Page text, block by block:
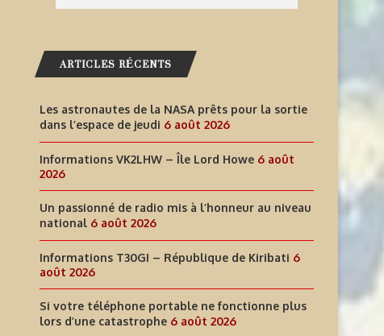
INFORMATIONS T30GI –
RÉPUBLIQUE DE KIRIBATI
6 août 2026
SI VOTRE TÉLÉPHONE
NE FONCTIONNE PLUS
ARTICLES RÉCENTS
Les astronautes de la NASA prêts pour la sortie
dans l’espace de jeudi 6 août 2026
Informations VK2LHW – Île Lord Howe 6 août
2026
Un passionné de radio mis à l’honneur au niveau
national 6 août 2026
Informations T30GI – République de Kiribati 6
août 2026
Si votre téléphone portable ne fonctionne plus
lors d’une catastrophe 6 août 2026